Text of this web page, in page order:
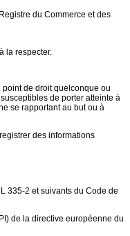
du Commerce et des
la respecter.
de droit quelconque ou
de porter atteinte à
se rapportant au but ou à
des informations
335-2 et suivants du Code de
de la directive européenne du